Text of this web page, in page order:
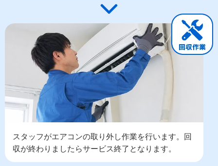
スタッフがエアコンの取り外し作業を行います。回
収が終わりましたらサービス終了となります。